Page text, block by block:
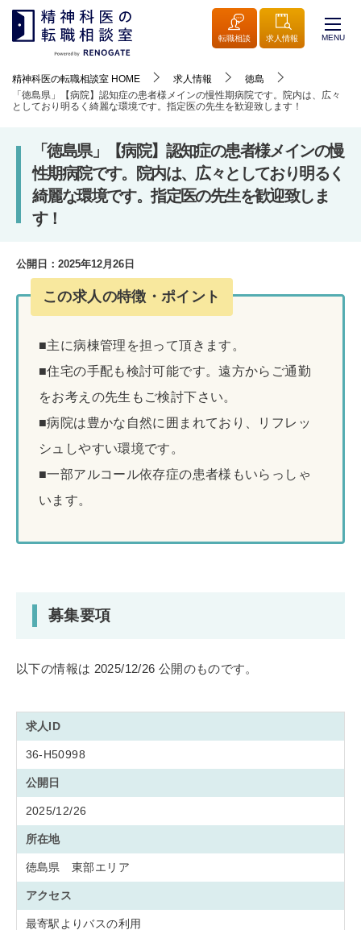
転職相談 求人情報 MENU
精神科医の転職相談室 HOME 求人情報
徳島
「徳島県」【病院】認知症の患者様メインの慢性期病院です。院内は、広々
としており明るく綺麗な環境です。指定医の先生を歓迎致します！
「徳島県」【病院】認知症の患者様メインの慢
性期病院です。院内は、広々としており明るく
綺麗な環境です。指定医の先生を歓迎致しま
す！
公開日： 2025年12月26日
この求人の特徴・ポイント
■主に病棟管理を担って頂きます。
■住宅の手配も検討可能です。遠方からご通勤
をお考えの先生もご検討下さい。
■病院は豊かな自然に囲まれており、リフレッ
シュしやすい環境です。
■一部アルコール依存症の患者様もいらっしゃ
います。
募集要項
以下の情報は 2025/12/26 公開のものです。
求人ID
36-H50998
公開日
2025/12/26
所在地
徳島県 東部エリア
アクセス
最寄駅よりバスの利用